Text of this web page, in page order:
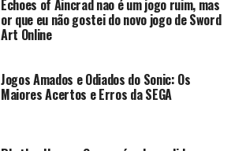
Echoes of Aincrad nao é um jogo ruim, mas
or que eu não gostei do novo jogo de Sword
Art Online
Jogos Amados e Odiados do Sonic: Os
Maiores Acertos e Erros da SEGA